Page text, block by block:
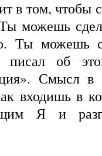
в том, чтобы
можешь
Ты можешь
писал об
Смысл в
входишь в
Я и